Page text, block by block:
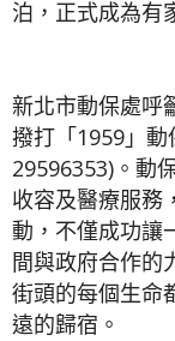
泊，正式成為有
新北市動保處呼
撥打「1959」
29596353)。動
收容及醫療服務
動，不僅成功讓
間與政府合作的
街頭的每個生命
遠的歸宿。